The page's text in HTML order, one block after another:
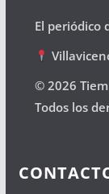
El periódico
© 2026
Todos los